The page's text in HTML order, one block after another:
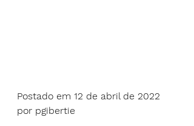
Postado em 12 de abril de 2022
por pgibertie